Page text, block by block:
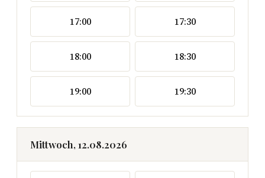
17:00 17:30
18:00 18:30
19:00 19:30
Mittwoch, 12.08.2026